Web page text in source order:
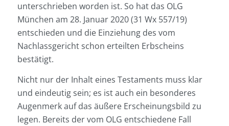
unterschrieben worden ist. So hat das OLG
München am 28. Januar 2020 (31 Wx 557/19)
entschieden und die Einziehung des vom
Nachlassgericht schon erteilten Erbscheins
bestätigt.
Nicht nur der Inhalt eines Testaments muss klar
und eindeutig sein; es ist auch ein besonderes
Augenmerk auf das äußere Erscheinungsbild zu
legen. Bereits der vom OLG entschiedene Fall